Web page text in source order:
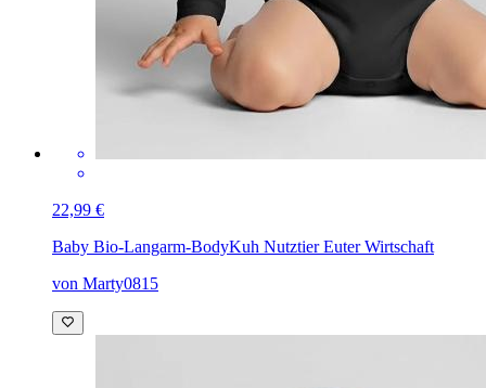
22,99 €
Baby Bio-Langarm-BodyKuh Nutztier Euter Wirtschaft
von Marty0815